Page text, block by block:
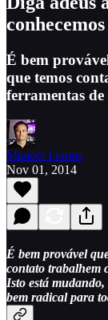
É bem
que temos
ferramentas
Manoel Lemos
Nov 01, 2014
É bem provável
contato trabalhem
Isto está
bem radical para